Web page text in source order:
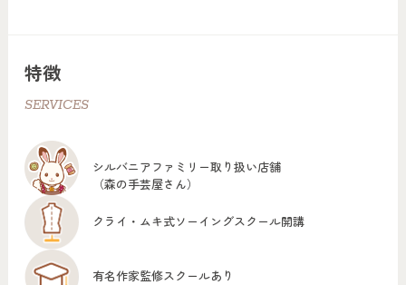
特徴
SERVICES
シルバニアファミリー取り扱い店舗
（森の手芸屋さん）
クライ・ムキ式ソーイングスクール開講
有名作家監修スクールあり